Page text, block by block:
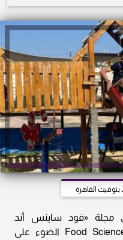
بتوقيت القاهرة
«فود ساينس أند
نوتريشن» الصحية Food Science & Nutrition الضوء على